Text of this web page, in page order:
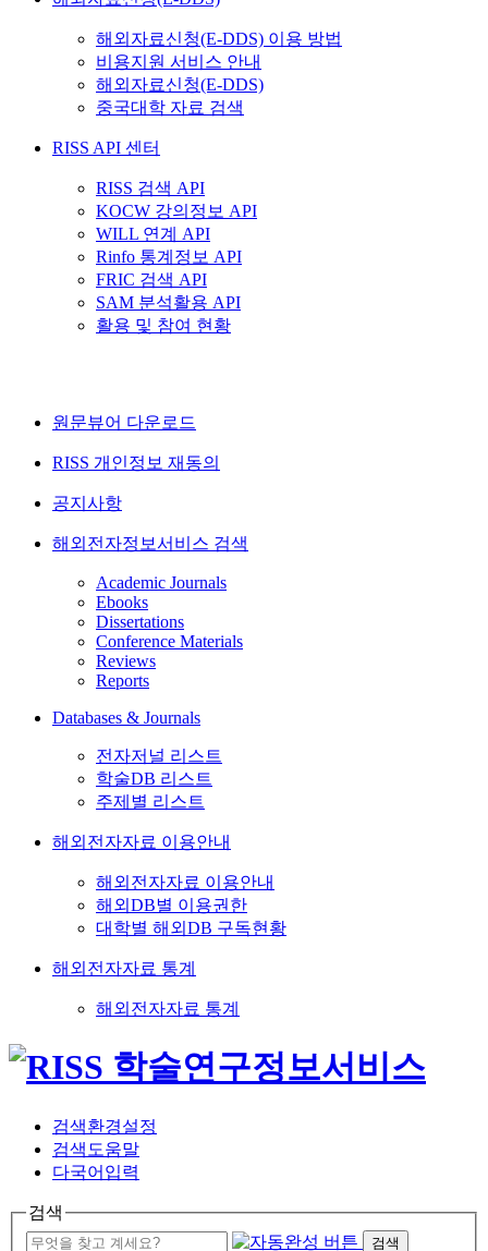
해외자료신청(E-DDS) 이용 방법
비용지원 서비스 안내
해외자료신청(E-DDS)
중국대학 자료 검색
RISS API 센터
RISS 검색 API
KOCW 강의정보 API
WILL 연계 API
Rinfo 통계정보 API
FRIC 검색 API
SAM 분석활용 API
활용 및 참여 현황
원문뷰어 다운로드
RISS 개인정보 재동의
공지사항
해외전자정보서비스 검색
Academic Journals
Ebooks
Dissertations
Conference Materials
Reviews
Reports
Databases & Journals
전자저널 리스트
학술DB 리스트
주제별 리스트
해외전자자료 이용안내
해외전자자료 이용안내
해외DB별 이용권한
대학별 해외DB 구독현황
해외전자자료 통계
해외전자자료 통계
검색환경설정
검색도움말
다국어입력
검색
검색